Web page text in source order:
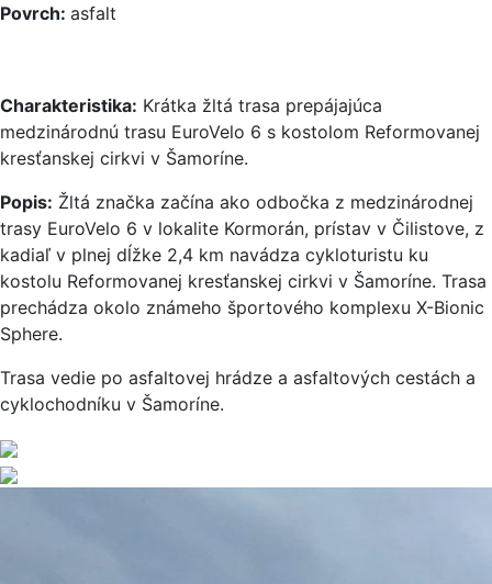
Povrch: asfalt
Charakteristika: Krátka žltá trasa prepájajúca
medzinárodnú trasu EuroVelo 6 s kostolom Reformovanej
kresťanskej cirkvi v Šamoríne.
Popis: Žltá značka začína ako odbočka z medzinárodnej
trasy EuroVelo 6 v lokalite Kormorán, prístav v Čilistove, z
kadiaľ v plnej dĺžke 2,4 km navádza cykloturistu ku
kostolu Reformovanej kresťanskej cirkvi v Šamoríne. Trasa
prechádza okolo známeho športového komplexu X-Bionic
Sphere.
Trasa vedie po asfaltovej hrádze a asfaltových cestách a
cyklochodníku v Šamoríne.